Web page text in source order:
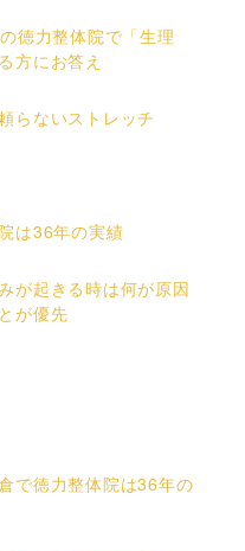
徳力整体院で「生理
方にお答え
らないストレッチ
は36年の実績
が起きる時は何が原因
が優先
で徳力整体院は36年の